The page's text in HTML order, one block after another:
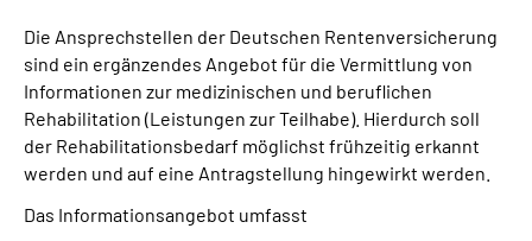
Suche
Language
Inhalte in Gebärdensprache (DGS)
Die Ansprechstellen der Deutschen Rentenversicherung
sind ein ergänzendes Angebot für die Vermittlung von
Informationen zur medizinischen und beruflichen
Rehabilitation (Leistungen zur Teilhabe). Hierdurch soll
der Rehabilitationsbedarf möglichst frühzeitig erkannt
werden und auf eine Antragstellung hingewirkt werden.
Das Informationsangebot umfasst